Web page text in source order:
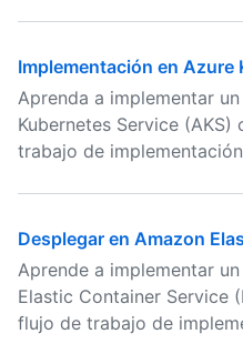
Implementación en Azure
Aprenda a implementar
Kubernetes Service
trabajo de
Desplegar en Amazon
Aprende a implementar
Elastic Container Service
flujo de trabajo de